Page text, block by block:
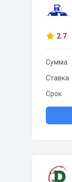
2.7
Сумма
Ставка
Срок